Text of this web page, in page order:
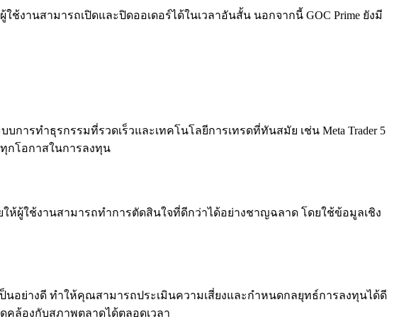
งานสามารถเปิดและปิดออเดอร์ได้ในเวลาอันสั้น นอกจากนี้ GOC Prime ยังมี
ารทำธุรกรรมที่รวดเร็วและเทคโนโลยีการเทรดที่ทันสมัย เช่น Meta Trader 5
กโอกาสในการลงทุน
ให้ผู้ใช้งานสามารถทำการตัดสินใจที่ดีกว่าได้อย่างชาญฉลาด โดยใช้ข้อมูลเชิง
นอย่างดี ทำให้คุณสามารถประเมินความเสี่ยงและกำหนดกลยุทธ์การลงทุนได้ดี
คล้องกับสภาพตลาดได้ตลอดเวลา